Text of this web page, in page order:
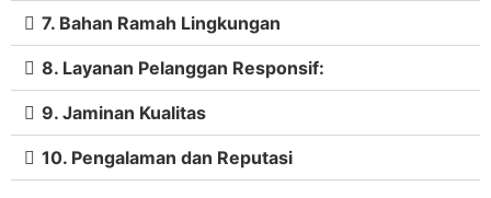
7. Bahan Ramah Lingkungan
8. Layanan Pelanggan Responsif:
9. Jaminan Kualitas
10. Pengalaman dan Reputasi